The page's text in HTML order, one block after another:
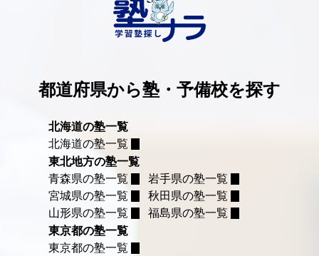
都道府県から塾・予備校を探す
北海道の塾一覧
北海道の塾一覧
東北地方の塾一覧
青森県の塾一覧
岩手県の塾一覧
宮城県の塾一覧
秋田県の塾一覧
山形県の塾一覧
福島県の塾一覧
東京都の塾一覧
東京都の塾一覧